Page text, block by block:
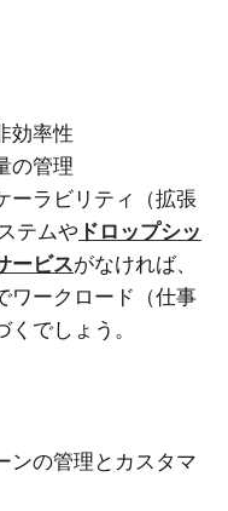
効率性
の管理
ーラビリティ（拡張
テムや ドロップシッ
ービスがなければ、
ワークロード（仕事
でしょう。
ンの管理とカスタマ